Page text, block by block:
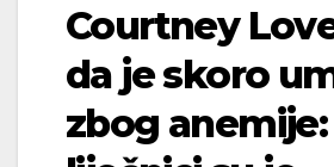
Courtney
da je skoro
zbog anemije: